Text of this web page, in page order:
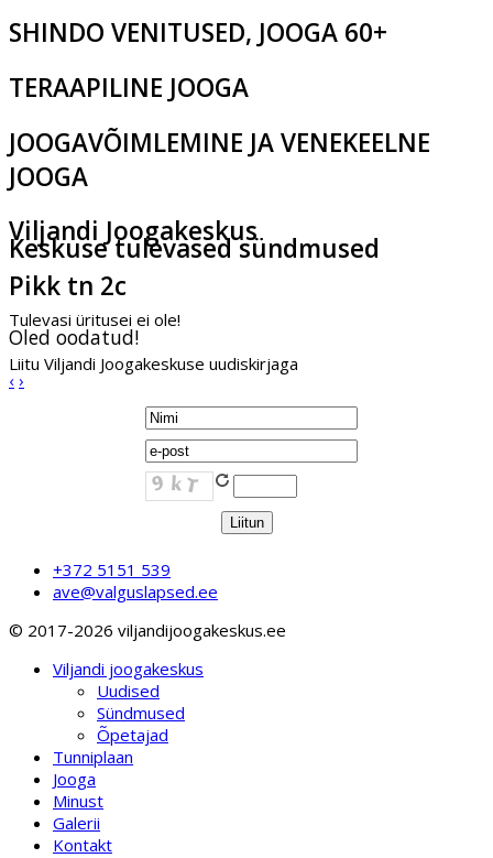
SHINDO VENITUSED, JOOGA 60+
TERAAPILINE JOOGA
JOOGAVÕIMLEMINE JA VENEKEELNE
JOOGA
Viljandi Joogakeskus
Pikk tn 2c
Oled oodatud!
‹ ›
Keskuse tulevased sündmused
Tulevasi üritusei ei ole!
Liitu Viljandi Joogakeskuse uudiskirjaga
+372 5151 539
ave@valguslapsed.ee
© 2017-2026 viljandijoogakeskus.ee
Viljandi joogakeskus
Uudised
Sündmused
Õpetajad
Tunniplaan
Jooga
Minust
Galerii
Kontakt